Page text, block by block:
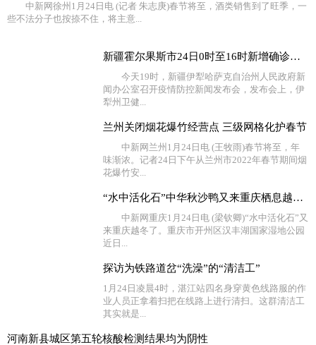
中新网徐州1月24日电 (记者 朱志庚)春节将至，酒类销售到了旺季，一
些不法分子也按捺不住，将主意...
新疆霍尔果斯市24日0时至16时新增确诊病例4例 无症状感
今天19时，新疆伊犁哈萨克自治州人民政府新
闻办公室召开疫情防控新闻发布会，发布会上，伊
犁州卫健...
兰州关闭烟花爆竹经营点 三级网格化护春节
中新网兰州1月24日电 (王牧雨)春节将至，年
味渐浓。记者24日下午从兰州市2022年春节期间烟
花爆竹安...
“水中活化石”中华秋沙鸭又来重庆栖息越冬了
中新网重庆1月24日电 (梁钦卿)“水中活化石”又
来重庆越冬了。重庆市开州区汉丰湖国家湿地公园
近日...
探访为铁路道岔“洗澡”的“清洁工”
1月24日凌晨4时，湛江站四名身穿黄色线路服的作
业人员正拿着扫把在线路上进行清扫。这群清洁工
其实就是...
河南新县城区第五轮核酸检测结果均为阴性